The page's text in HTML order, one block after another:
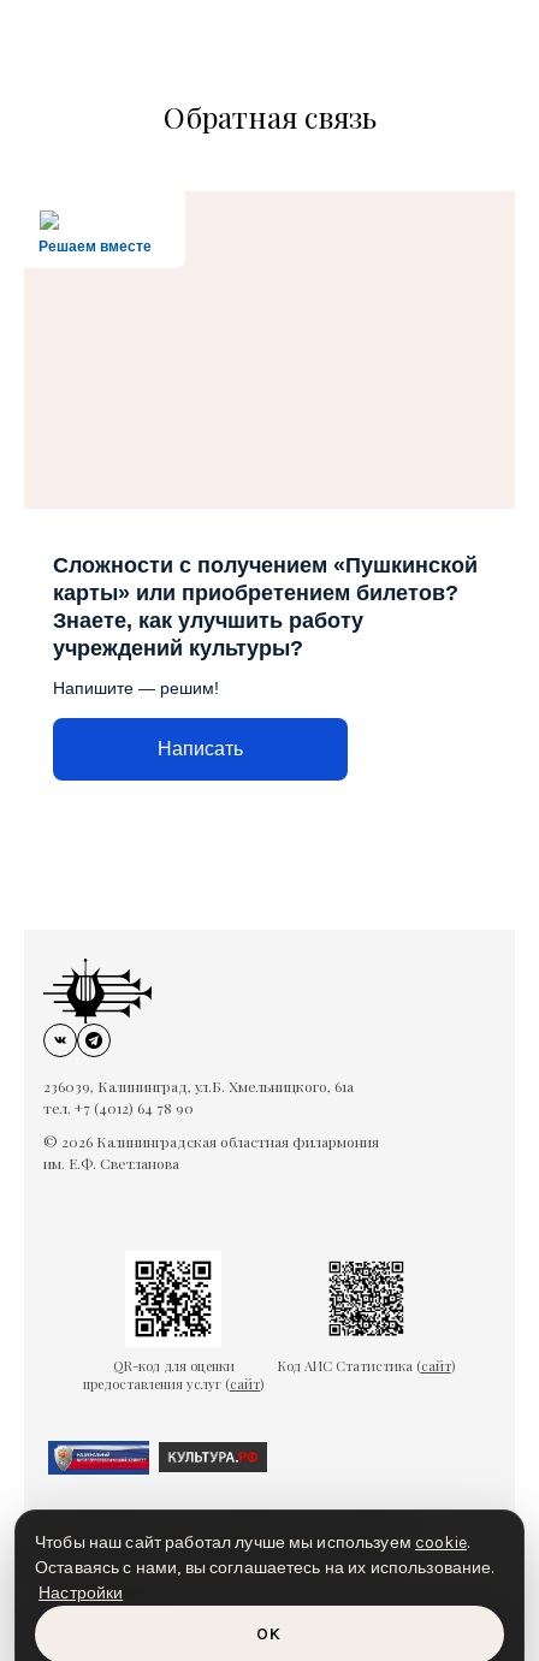
Обратная связь
Решаем вместе
Сложности с получением «Пушкинской
карты» или приобретением билетов?
Знаете, как улучшить работу
учреждений культуры?
Напишите — решим!
Написать
236039, Калининград, ул.Б. Хмельницкого, 61а
тел. +7 (4012) 64 78 90
© 2026 Калининградская областная филармония
им. Е.Ф. Светланова
QR-код для оценки
предоставления услуг (сайт)
Код АИС Статистика (сайт)
Гарантии безопасности
Пользовательское соглашение
Политика конфиденциальности
Политика cookies
Доступная среда
Чтобы наш сайт работал лучше мы используемcookie.
Оставаясь с нами, вы соглашаетесь на их использование.
Настройки
OK